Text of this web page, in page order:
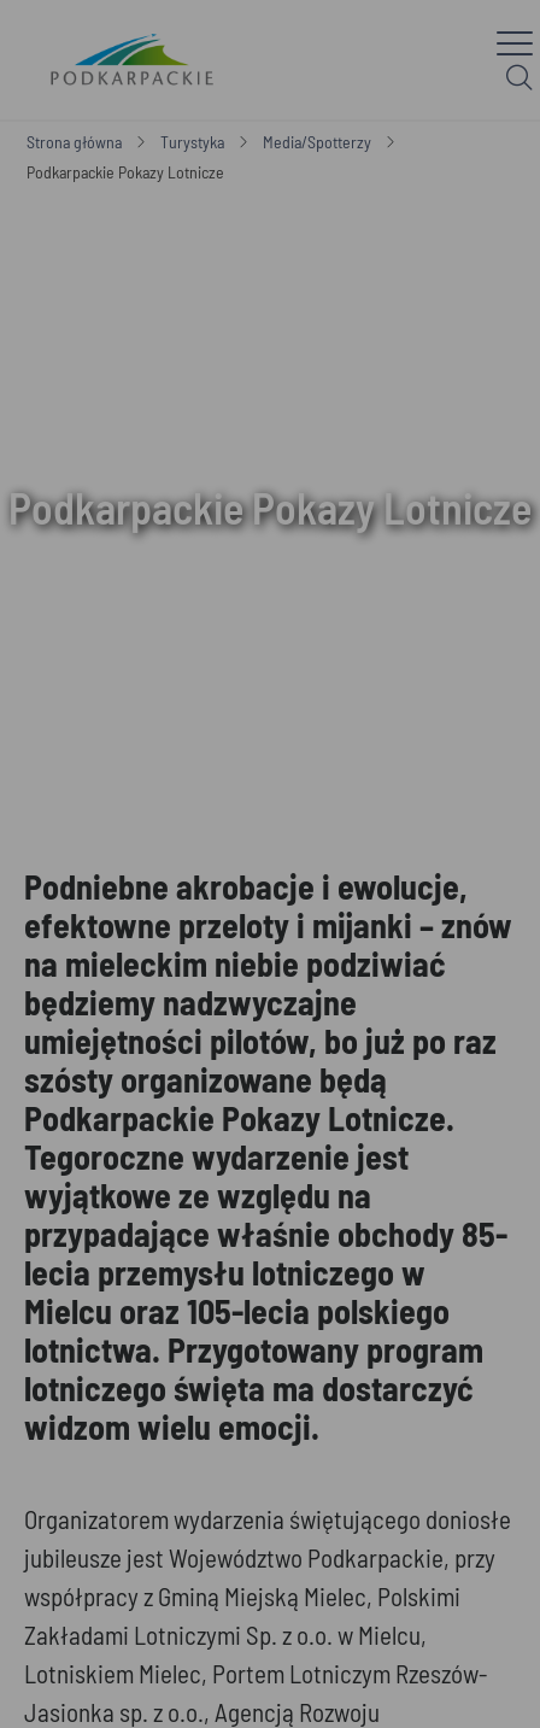
Strona główna Turystyka
Media/Spotterzy
Podkarpackie Pokazy Lotnicze
Podkarpackie Pokazy Lotnicze
Podniebne akrobacje i ewolucje,
efektowne przeloty i mijanki – znów
na mieleckim niebie podziwiać
będziemy nadzwyczajne
umiejętności pilotów, bo już po raz
szósty organizowane będą
Podkarpackie Pokazy Lotnicze.
Tegoroczne wydarzenie jest
wyjątkowe ze względu na
przypadające właśnie obchody 85-
lecia przemysłu lotniczego w
Mielcu oraz 105-lecia polskiego
lotnictwa. Przygotowany program
lotniczego święta ma dostarczyć
widzom wielu emocji.
Organizatorem wydarzenia świętującego doniosłe
jubileusze jest Województwo Podkarpackie, przy
współpracy z Gminą Miejską Mielec, Polskimi
Zakładami Lotniczymi Sp. z o.o. w Mielcu,
Lotniskiem Mielec, Portem Lotniczym Rzeszów-
Jasionka sp. z o.o., Agencją Rozwoju